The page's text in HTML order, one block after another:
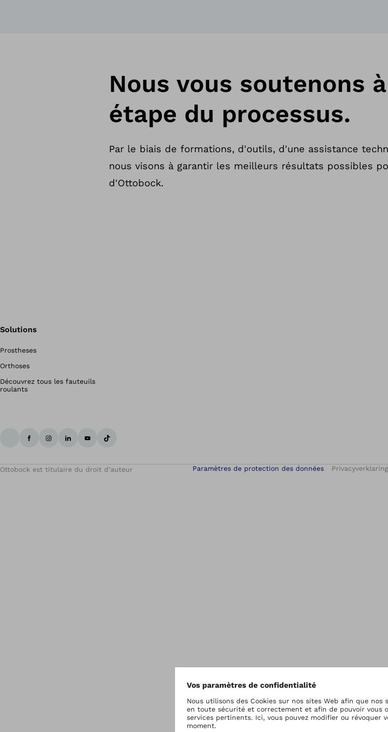
Nous vous soutenons
étape du processus.
Par le biais de formations, d'outils, d'une assistance
nous visons à garantir les meilleurs résultats possibles
d'Ottobock.
Solutions
Prostheses
Orthoses
Découvrez tous les fauteuils
roulants
Ottobock est titulaire du droit d’auteur Paramètres de protection des données Privacyverklaring